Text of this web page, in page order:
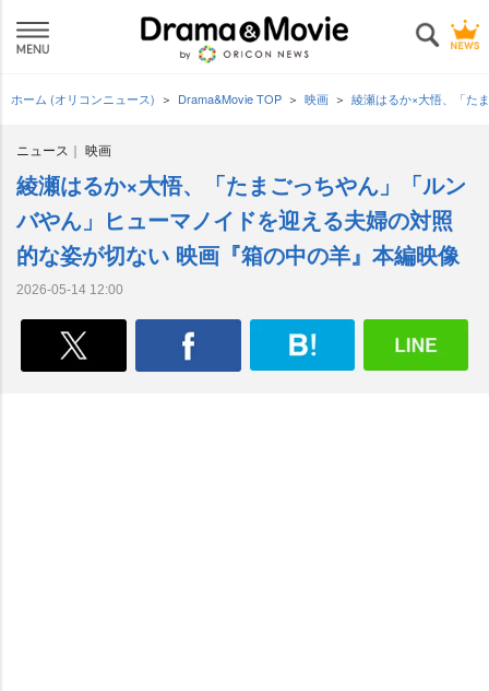
ホーム (オリコンニュース) Drama&Movie TOP 映画 綾瀬はるか×大悟、「た
ニュース 映画
綾瀬はるか×大悟、「たまごっちやん」「ルン
バやん」ヒューマノイドを迎える夫婦の対照
的な姿が切ない 映画『箱の中の羊』本編映像
2026-05-14 12:00